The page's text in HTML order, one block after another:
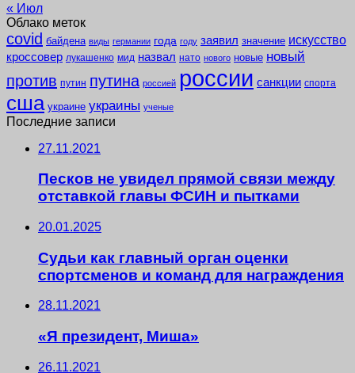
« Июл
Облако меток
covid байдена виды германии года году заявил значение искусство
кроссовер лукашенко мид назвал нато нового новые новый
против путин путина россией россии санкции спорта
сша украине украины ученые
Последние записи
27.11.2021
Песков не увидел прямой связи между
отставкой главы ФСИН и пытками
20.01.2025
Судьи как главный орган оценки
спортсменов и команд для награждения
28.11.2021
«Я президент, Миша»
26.11.2021